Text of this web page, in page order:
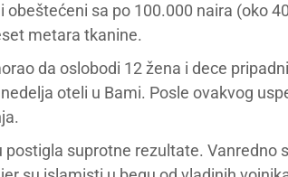
obeštećeni sa po 100.000 naira (oko
metara tkanine.
da oslobodi 12 žena i dece
oteli u Bami. Posle ovakvog
postigla suprotne rezultate. Vanredno